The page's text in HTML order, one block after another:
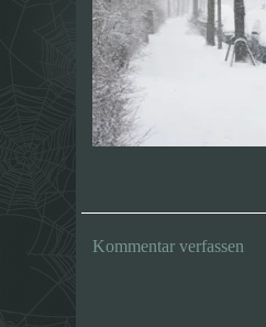
Kommentar verfassen